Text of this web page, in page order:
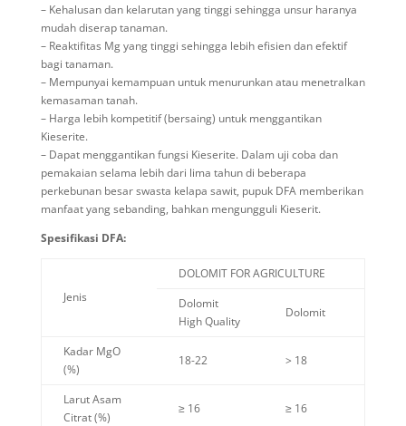
– Kehalusan dan kelarutan yang tinggi sehingga unsur haranya
mudah diserap tanaman.
– Reaktifitas Mg yang tinggi sehingga lebih efisien dan efektif
bagi tanaman.
– Mempunyai kemampuan untuk menurunkan atau menetralkan
kemasaman tanah.
– Harga lebih kompetitif (bersaing) untuk menggantikan
Kieserite.
– Dapat menggantikan fungsi Kieserite. Dalam uji coba dan
pemakaian selama lebih dari lima tahun di beberapa
perkebunan besar swasta kelapa sawit, pupuk DFA memberikan
manfaat yang sebanding, bahkan mengungguli Kieserit.
Spesifikasi DFA:
Jenis
DOLOMIT FOR AGRICULTURE
Dolomit
High Quality
Dolomit
Kadar MgO
(%)
18-22 > 18
Larut Asam
Citrat (%)
≥ 16 ≥ 16